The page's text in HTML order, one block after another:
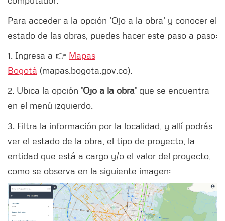
Para acceder a la opción 'Ojo a la obra' y conocer el
estado de las obras, puedes hacer este paso a paso:
1. Ingresa a 👉 Mapas
Bogotá (mapas.bogota.gov.co).
2. Ubica la opción 'Ojo a la obra' que se encuentra
en el menú izquierdo.
3. Filtra la información por la localidad, y allí podrás
ver el estado de la obra, el tipo de proyecto, la
entidad que está a cargo y/o el valor del proyecto,
como se observa en la siguiente imagen: